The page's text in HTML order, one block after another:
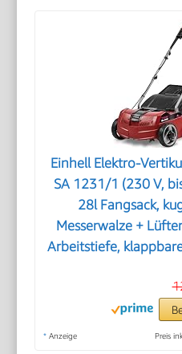
Einhell Elektro-
SA 1231/1 (230 V,
28l Fangsack,
Messerwalze +
Arbeitstiefe,
* Anzeige Preis